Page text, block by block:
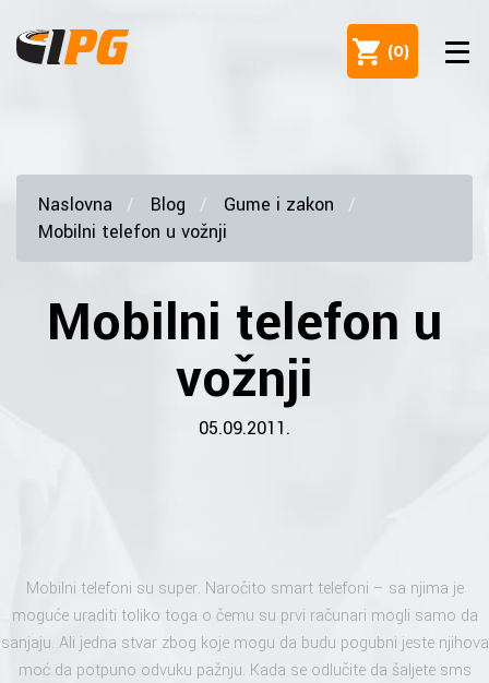
(0)
Naslovna Blog
Gume i zakon
Mobilni telefon u vožnji
Mobilni telefon u
vožnji
05.09.2011.
Mobilni telefoni su super. Naročito smart telefoni – sa njima je
moguće uraditi toliko toga o čemu su prvi računari mogli samo da
sanjaju. Ali jedna stvar zbog koje mogu da budu pogubni jeste njihova
moć da potpuno odvuku pažnju. Kada se odlučite da šaljete sms